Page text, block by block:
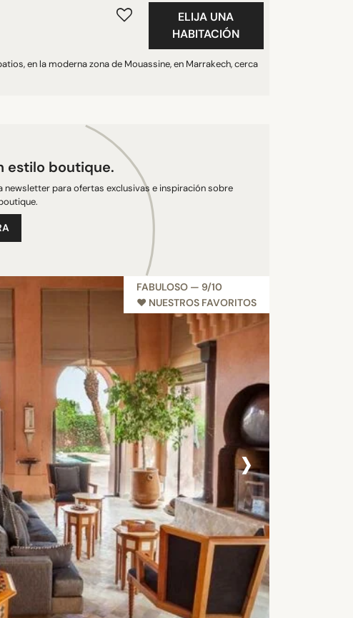
ELIJA UNA
HABITACIÓN
en la moderna zona de Mouassine, en Marrakech, cerca
estilo boutique.
para ofertas exclusivas e inspiración sobre
FABULOSO — 9/10
♥︎ NUESTROS FAVORITOS
›